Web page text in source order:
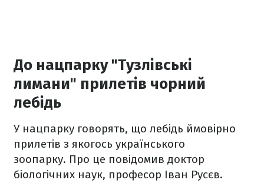
До нацпарку "Тузлівські
лимани" прилетів чорний
лебідь
У нацпарку говорять, що лебідь ймовірно
прилетів з якогось українського
зоопарку. Про це повідомив доктор
біологічних наук, професор Іван Русєв.